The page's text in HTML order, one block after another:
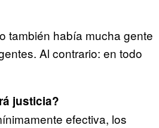
también había mucha gente
Al contrario: en todo
justicia?
efectiva, los